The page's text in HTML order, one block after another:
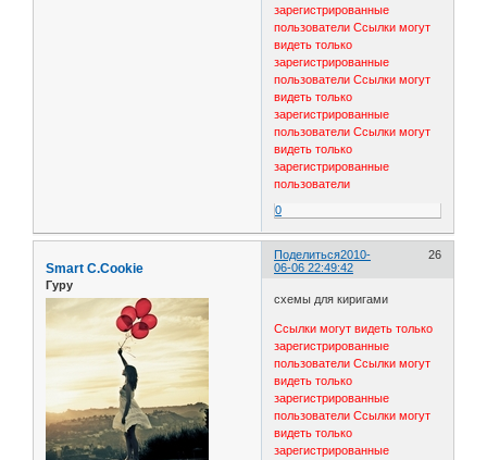
зарегистрированные
пользователи Ссылки могут
видеть только
зарегистрированные
пользователи Ссылки могут
видеть только
зарегистрированные
пользователи Ссылки могут
видеть только
зарегистрированные
пользователи
0
Поделиться 26
2010-
06-06 22:49:42
Smart C.Cookie
Гуру
схемы для киригами
Ссылки могут видеть только
зарегистрированные
пользователи Ссылки могут
видеть только
зарегистрированные
пользователи Ссылки могут
видеть только
зарегистрированные